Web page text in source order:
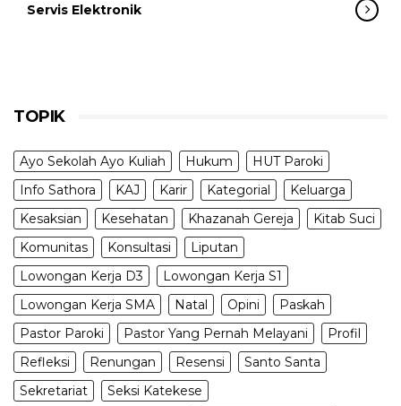
Servis Elektronik
TOPIK
Ayo Sekolah Ayo Kuliah Hukum
HUT Paroki
Info Sathora
KAJ Karir Kategorial
Keluarga
Kesaksian
Kesehatan Khazanah Gereja
Kitab Suci
Komunitas
Konsultasi
Liputan
Lowongan Kerja D3
Lowongan Kerja S1
Lowongan Kerja SMA
Natal Opini
Paskah
Pastor Paroki
Pastor Yang Pernah Melayani
Profil
Refleksi
Renungan Resensi
Santo Santa
Sekretariat
Seksi Katekese